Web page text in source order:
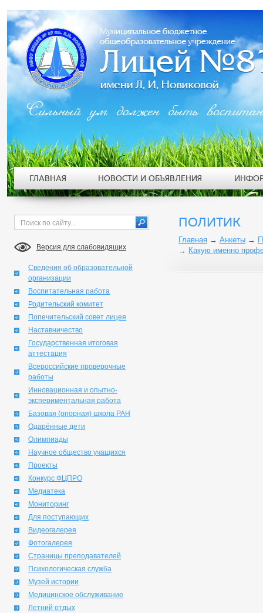
Версия для слабовидящих
Сведения об образовательной
организации
Воспитательная работа
Родительский комитет
Попечительский совет лицея
Наставничество
Государственная итоговая
аттестация
Всероссийские проверочные
работы
Инновационная и опытно-
экспериментальная работа
Базовая (опорная) школа РАН
Одарённые дети
Олимпиады
Научное общество учащихся
Проекты
Конкурс ФЦПРО
Медиатека
Мониторинг
Для поступающих
Видеогалерея
Фотогалерея
Страницы преподавателей
Психологическая служба
Музей истории
Медицинское обслуживание
Летний отдых
ПОЛИТИК
Главная → Анкеты →
→ Какую именно
Сильный ум должен быть
ГЛАВНАЯ НОВОСТИ И ОБЪЯВЛЕНИЯ